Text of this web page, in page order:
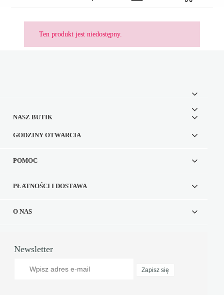
Ten produkt jest niedostępny.
NASZ BUTIK
GODZINY OTWARCIA
POMOC
PŁATNOŚCI I DOSTAWA
O NAS
Newsletter
Zapisz się